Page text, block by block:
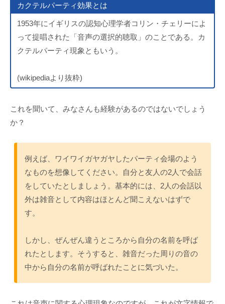
カクテルパーティ効果とは
1953年にイギリスの認知心理学者コリン・チェリーによ
って提唱された「音声の選択的聴取」のことである。カ
クテルパーティ現象ともいう。
(wikipediaより抜粋)
これを聞いて、みなさんも経験があるのではないでしょう
か？
例えば、ワイワイガヤガヤしたパーティ会場のよう
なものを想像してください。自分と友人の2人で会話
をしていたとしましょう。基本的には、2人の会話以
外は雑音として内容はほとんど聞こえないはずで
す。
しかし、ぜんぜん違うところから自分の名前を呼ば
れたとします。そうすると、雑音だった周りの音の
中から自分の名前が呼ばれたことに気づいた。